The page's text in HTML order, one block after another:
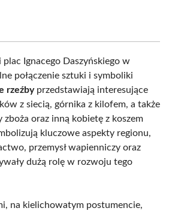
Ignacego Daszyńskiego w
połączenie sztuki i symboliki
rzeźbyprzedstawiają interesujące
z siecią, górnika z kilofem, a także
zboża oraz inną kobietę z koszem
kluczowe aspekty regionu,
przemysł wapienniczy oraz
dużą rolę w rozwoju tego
na kielichowatym postumencie,